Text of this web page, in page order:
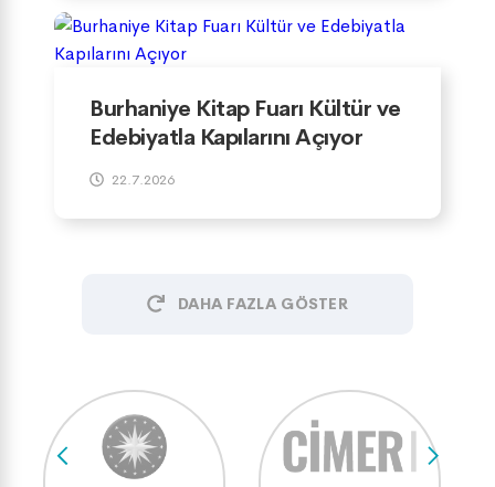
Burhaniye Kitap Fuarı Kültür ve
Edebiyatla Kapılarını Açıyor
22.7.2026
DAHA FAZLA GÖSTER